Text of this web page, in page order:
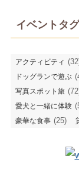
イベントタ
アクティビティ
ドッグランで遊ぶ
写真スポット旅
愛犬と一緒に体験
豪華な食事 (25)